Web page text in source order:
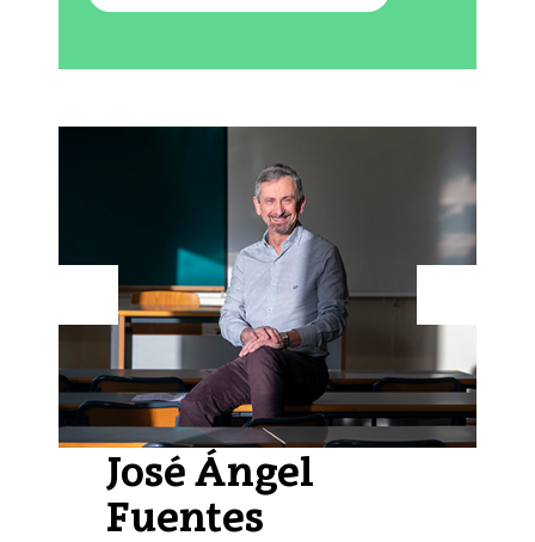
Protagonistak
José Ángel
Fuentes